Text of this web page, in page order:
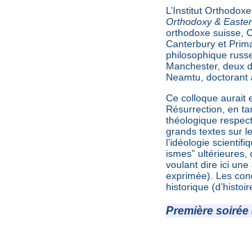
L’Institut
Orthodoxy &
orthodoxe suisse,
Canterbury et
philosophique
Manchester, deux
Neamtu, doctorant
Ce colloque aurait
Résurrection, en
théologique
grands textes sur
l’idéologie
ismes” ultérieures,
voulant dire ici une
exprimée). Les
historique
Première soirée